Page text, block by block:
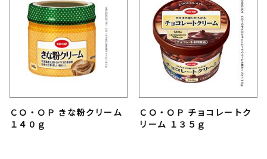
ＣＯ・ＯＰ きな粉クリーム
１４０ｇ
ＣＯ・ＯＰ チョコレートク
リーム １３５ｇ